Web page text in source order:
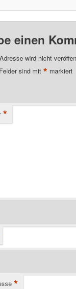
einen
wird nicht
sind mit* markiert
*
*